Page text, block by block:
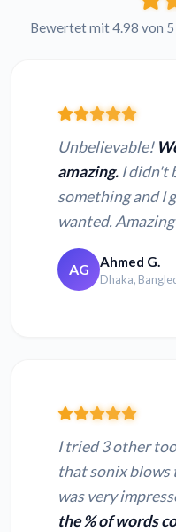
Bewertet mit 4.98 von
Unbelievable!
amazing. I didn't
something and I
wanted.
AG Ahmed G.
Dhaka,
I tried 3 other
that sonix blows
was very
the % of words